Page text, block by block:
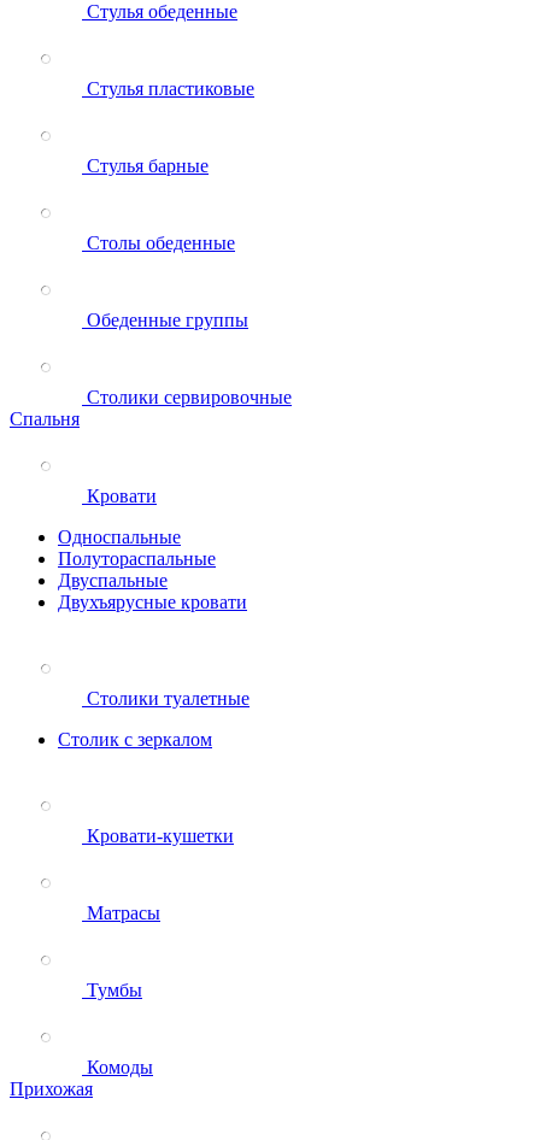
Стулья обеденные
Стулья пластиковые
Стулья барные
Столы обеденные
Обеденные группы
Столики сервировочные
Спальня
Кровати
Односпальные
Полутораспальные
Двуспальные
Двухъярусные кровати
Столики туалетные
Столик с зеркалом
Кровати-кушетки
Матрасы
Тумбы
Комоды
Прихожая